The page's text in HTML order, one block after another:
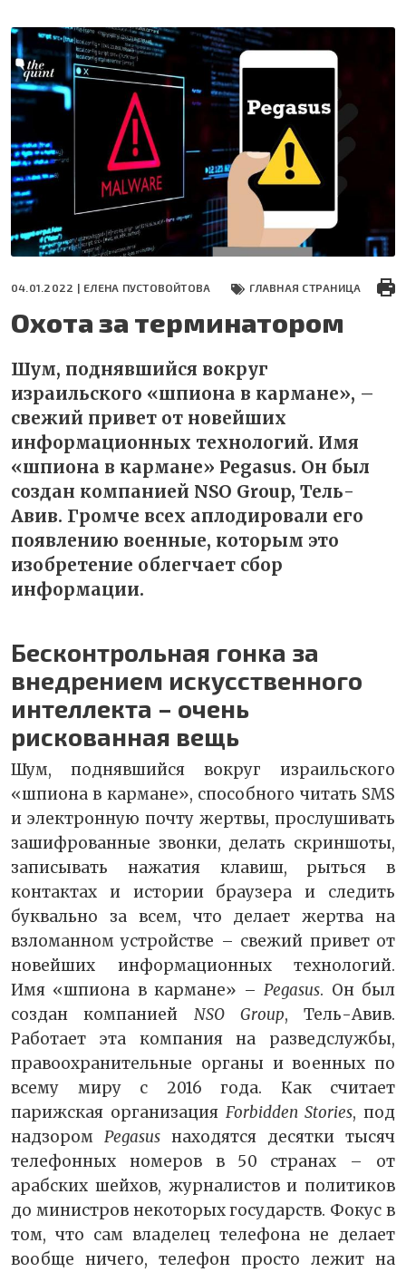
основному
содержанию
04.01.2022 | ЕЛЕНА ПУСТОВОЙТОВА ГЛАВНАЯ СТРАНИЦА
Охота за терминатором
Шум, поднявшийся вокруг
израильского «шпиона в кармане», –
свежий привет от новейших
информационных технологий. Имя
«шпиона в кармане» Pegasus. Он был
создан компанией NSO Group, Тель-
Авив. Громче всех аплодировали его
появлению военные, которым это
изобретение облегчает сбор
информации.
Бесконтрольная гонка за
внедрением искусственного
интеллекта – очень
рискованная вещь
Шум, поднявшийся вокруг израильского
«шпиона в кармане», способного читать SMS
и электронную почту жертвы, прослушивать
зашифрованные звонки, делать скриншоты,
записывать нажатия клавиш, рыться в
контактах и истории браузера и следить
буквально за всем, что делает жертва на
взломанном устройстве – свежий привет от
новейших информационных технологий.
Имя «шпиона в кармане» –Pegasus. Он был
создан компанией NSO Group, Тель-Авив.
Работает эта компания на разведслужбы,
правоохранительные органы и военных по
всему миру с 2016 года. Как считает
парижская организация Forbidden Stories, под
надзором Pegasus находятся десятки тысяч
телефонных номеров в 50 странах – от
арабских шейхов, журналистов и политиков
до министров некоторых государств. Фокус в
том, что сам владелец телефона не делает
вообще ничего, телефон просто лежит на